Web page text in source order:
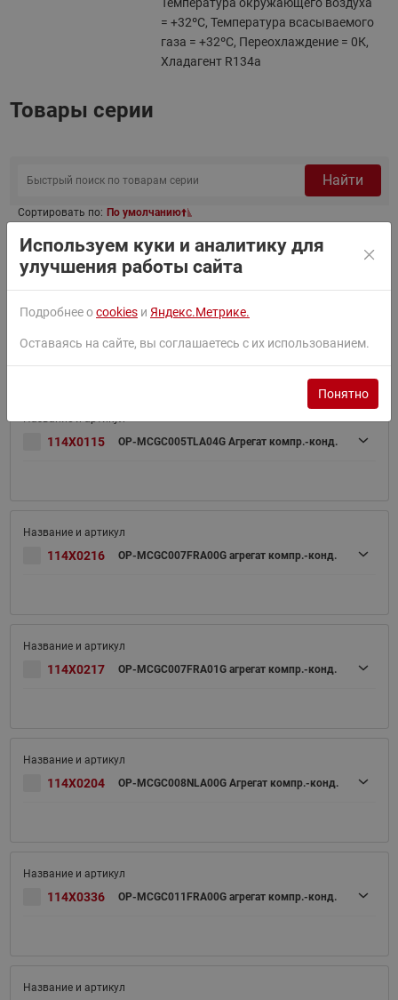
= +32ºC, Температура всасываемого
газа = +32ºC, Переохлаждение = 0К,
Хладагент R134a
Товары серии
Найти
Сортировать по: По умолчанию
Фильтр
114X0115 OP-MCGC005TLA04G Агрегат компр.-конд.
114X0216 OP-MCGC007FRA00G агрегат компр.-конд.
114X0217 OP-MCGC007FRA01G агрегат компр.-конд.
114X0204 OP-MCGC008NLA00G Агрегат компр.-конд.
114X0336 OP-MCGC011FRA00G агрегат компр.-конд.
Используем куки и аналитику для
улучшения работы сайта
Подробнее оcookies и Яндекс.Метрике.
Оставаясь на сайте, вы соглашаетесь с их использованием.
Понятно